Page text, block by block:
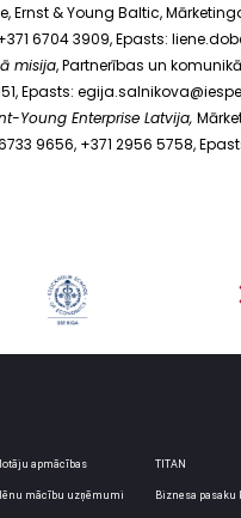
Ernst & Young Baltic,
6704 3909, Epasts:
misija, Partnerības un
Epasts:
Young Enterprise Latvija,
9656, +371 2956 5758,
apmācības
mācību uzņēmumi
TITAN
Biznesa pasaku